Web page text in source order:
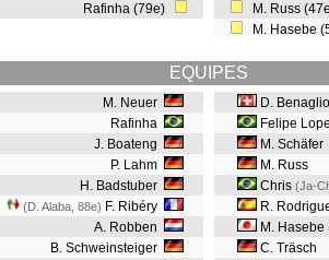
Rafinha (79e)
M. Russ
M. Hasebe
EQUIPES
M. Neuer
Rafinha
J. Boateng
P. Lahm
H. Badstuber
(D. Alaba, 88e) F. Ribéry
A. Robben
B. Schweinsteiger
D. Benaglio
Felipe
M. Schäfer
M. Russ
Chris (Ja-
R.
M. Hasebe
C. Träsch